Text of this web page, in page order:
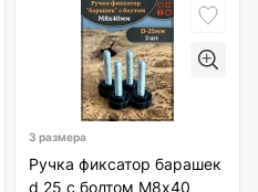
3 размера
Ручка фиксатор барашек
d 25 с болтом М8х40